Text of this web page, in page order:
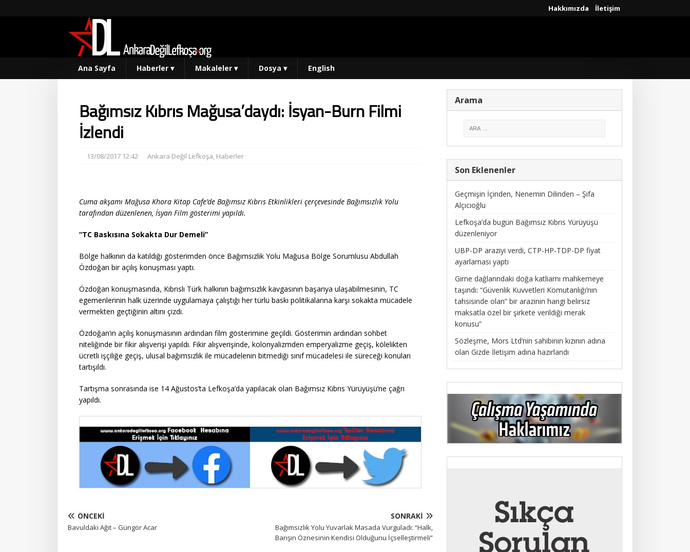
Hakkımızda İletişim
Ana Sayfa Haberler ▾ Makaleler ▾ Dosya ▾ English
Bağımsız Kıbrıs Mağusa’daydı: İsyan-Burn Filmi
İzlendi
13/08/2017 12:42 Ankara Değil Lefkoşa, Haberler
Cuma akşamı Mağusa Khora Kitap Cafe’de Bağımsız Kıbrıs Etkinlikleri çerçevesinde Bağımsızlık Yolu
tarafından düzenlenen, İsyan Film gösterimi yapıldı.
“TC Baskısına Sokakta Dur Demeli”
Bölge halkının da katıldığı gösterimden önce Bağımsızlık Yolu Mağusa Bölge Sorumlusu Abdullah
Özdoğan bir açılış konuşması yaptı.
Özdoğan konuşmasında, Kıbrıslı Türk halkının bağımsızlık kavgasının başarıya ulaşabilmesinin, TC
egemenlerinin halk üzerinde uygulamaya çalıştığı her türlü baskı politikalarına karşı sokakta mücadele
vermekten geçtiğinin altını çizdi.
Özdoğan’ın açılış konuşmasının ardından film gösterimine geçildi. Gösterimin ardından sohbet
niteliğinde bir fikir alışverişi yapıldı. Fikir alışverişinde, kolonyalizmden emperyalizme geçiş, kölelikten
ücretli işçiliğe geçiş, ulusal bağımsızlık ile mücadelenin bitmediği sınıf mücadelesi ile süreceği konuları
tartışıldı.
Tartışma sonrasında ise 14 Ağustos’ta Lefkoşa’da yapılacak olan Bağımsız Kıbrıs Yürüyüşü’ne çağrı
yapıldı.
ÖNCEKI
Bavuldaki Ağıt – Güngör Acar
SONRAKI
Bağımsızlık Yolu Yuvarlak Masada Vurguladı: “Halk,
Barışın Öznesinin Kendisi Olduğunu İçselleştirmeli”
Arama
Son Eklenenler
Geçmişin İçinden, Nenemin Dilinden – Şifa
Alçıcıoğlu
Lefkoşa’da bugün Bağımsız Kıbrıs Yürüyüşü
düzenleniyor
UBP-DP araziyi verdi, CTP-HP-TDP-DP fiyat
ayarlaması yaptı
Girne dağlarındaki doğa katliamı mahkemeye
taşındı: “Güvenlik Kuvvetleri Komutanlığı’nın
tahsisinde olan” bir arazinin hangi belirsiz
maksatla özel bir şirkete verildiği merak
konusu”
Sözleşme, Mors Ltd’nin sahibinin kızının adına
olan Gizde İletişim adına hazırlandı